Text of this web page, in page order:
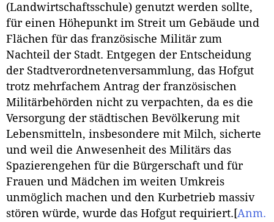
(Landwirtschaftsschule) genutzt werden sollte,
für einen Höhepunkt im Streit um Gebäude und
Flächen für das französische Militär zum
Nachteil der Stadt. Entgegen der Entscheidung
der Stadtverordnetenversammlung, das Hofgut
trotz mehrfachem Antrag der französischen
Militärbehörden nicht zu verpachten, da es die
Versorgung der städtischen Bevölkerung mit
Lebensmitteln, insbesondere mit Milch, sicherte
und weil die Anwesenheit des Militärs das
Spazierengehen für die Bürgerschaft und für
Frauen und Mädchen im weiten Umkreis
unmöglich machen und den Kurbetrieb massiv
stören würde, wurde das Hofgut requiriert. [Anm.